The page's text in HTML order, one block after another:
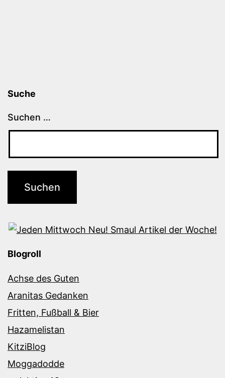
Suche
Suchen …
Blogroll
Achse des Guten
Aranitas Gedanken
Fritten, Fußball & Bier
Hazamelistan
KitziBlog
Moggadodde